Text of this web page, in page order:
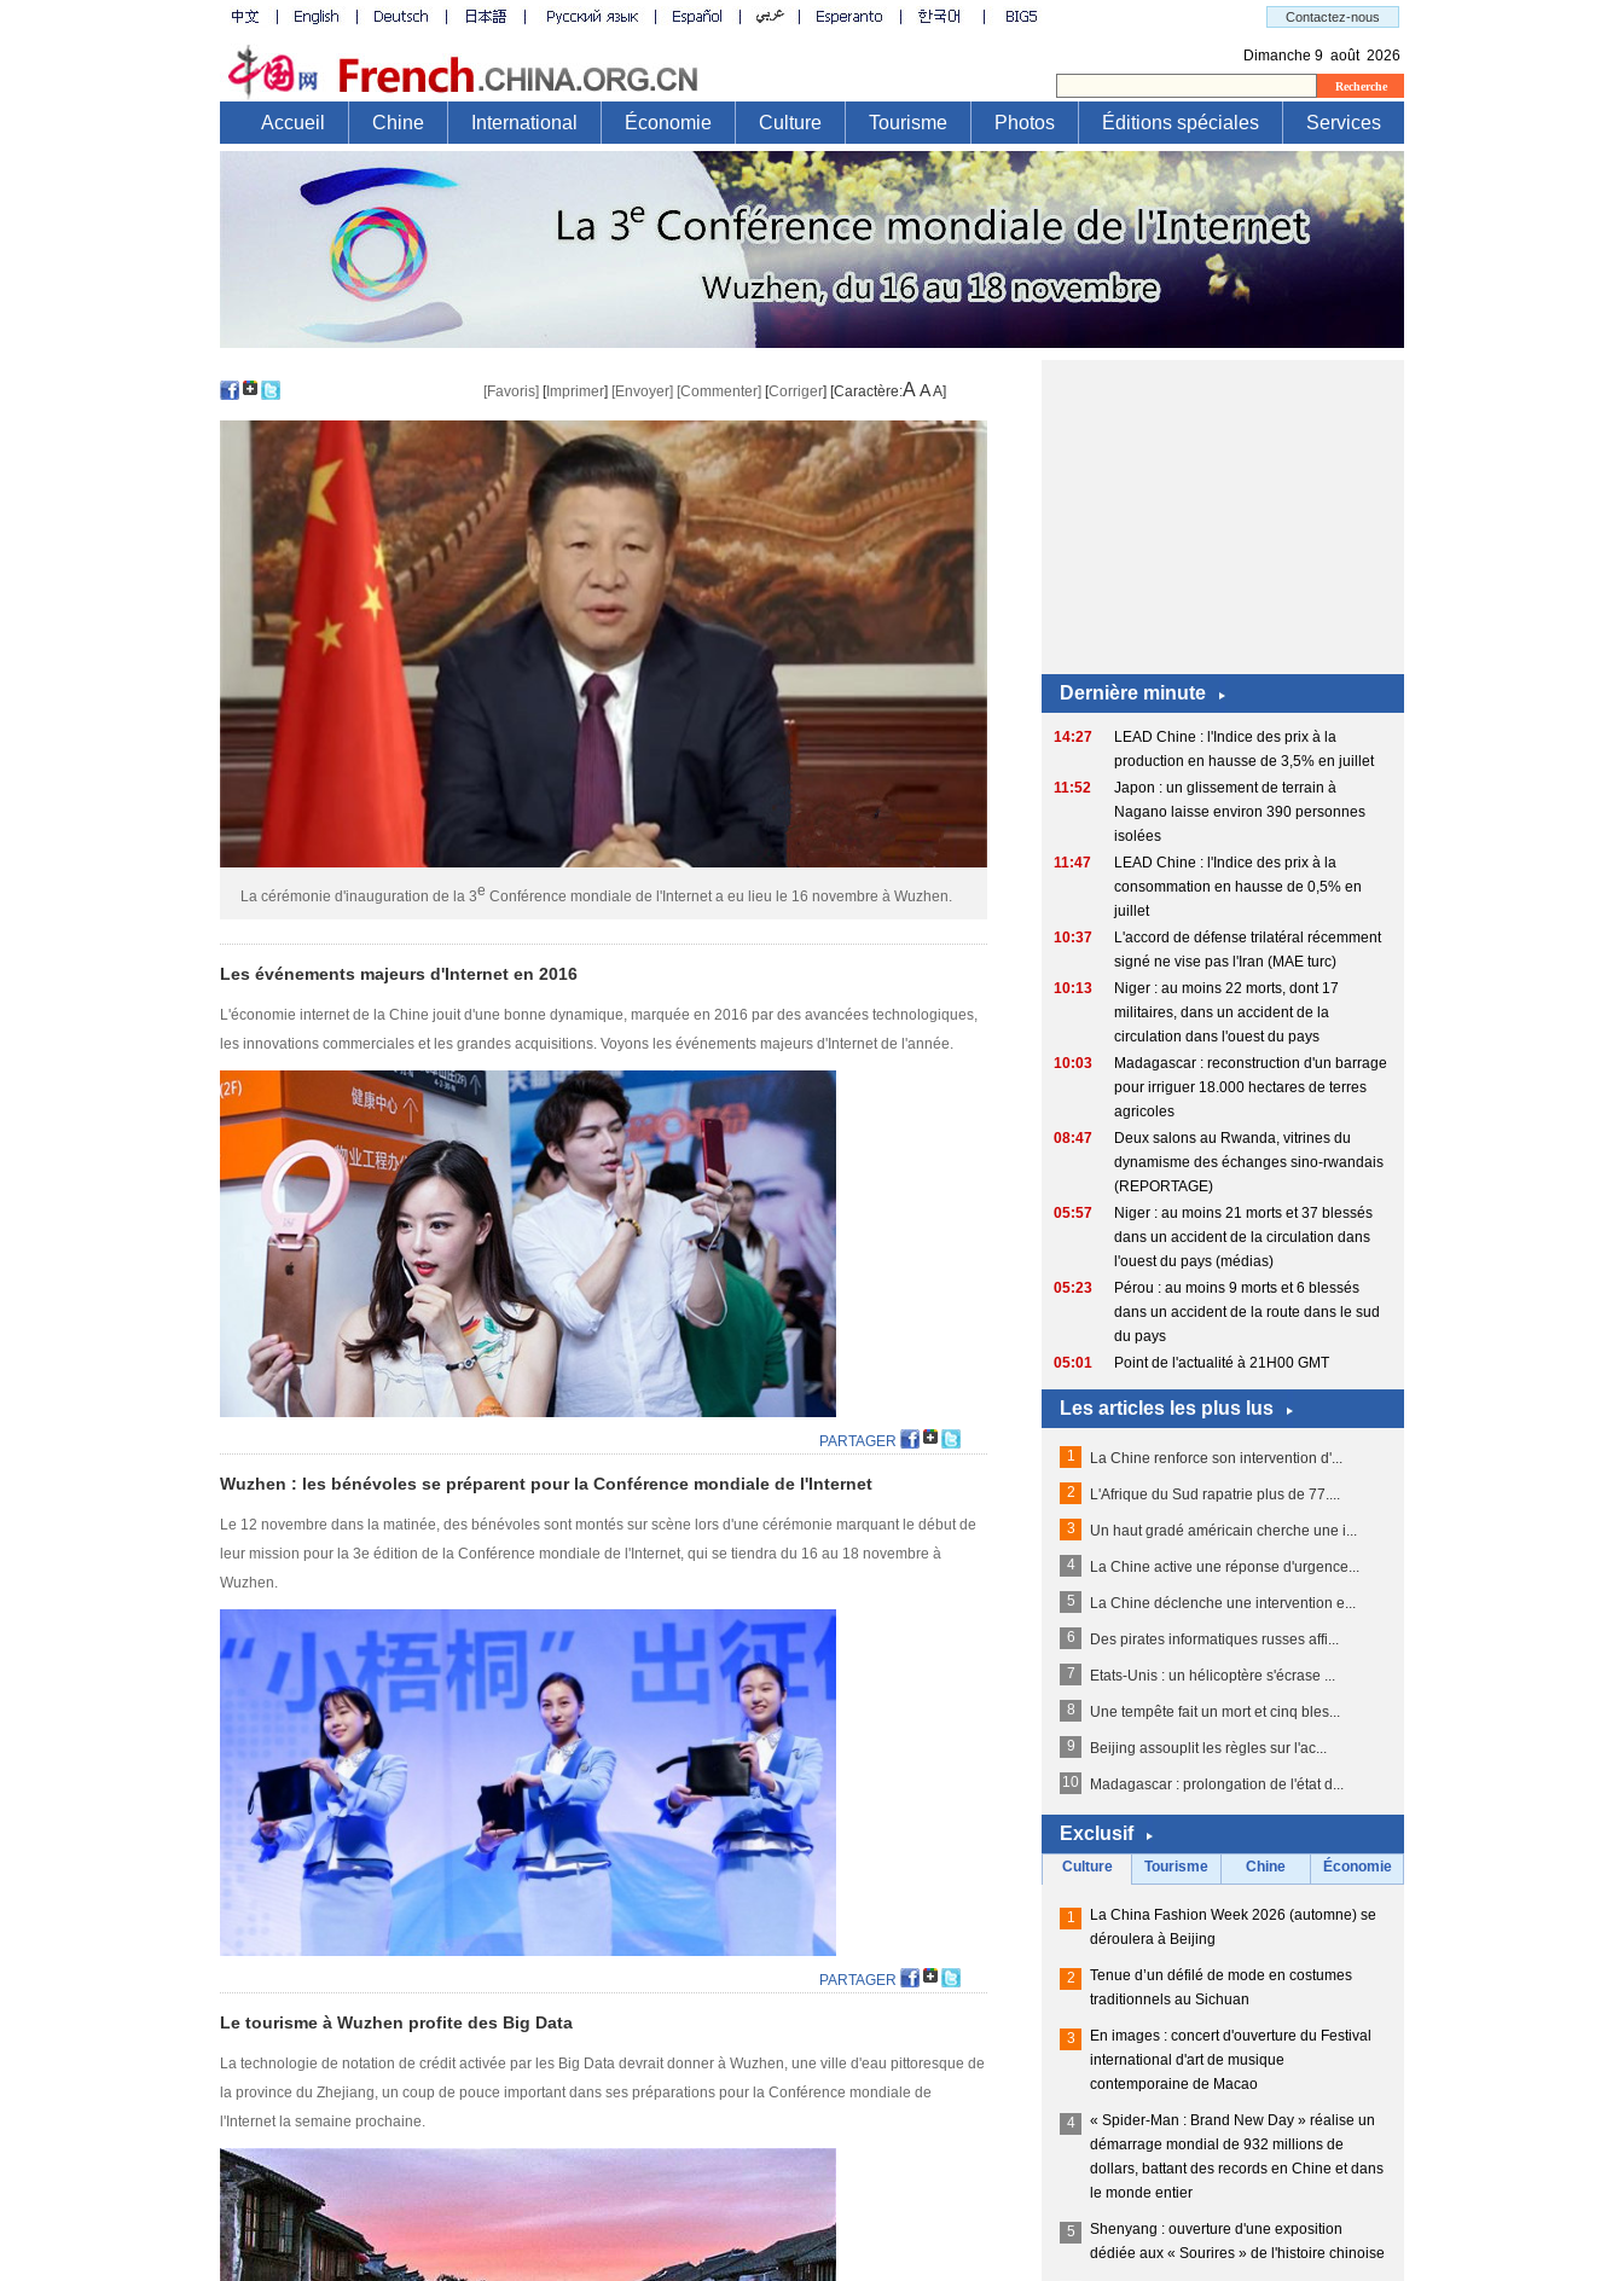
[Favoris] [Imprimer] [Envoyer] [Commenter] [Corriger] [Caractère:A AA]
La cérémonie d'inauguration de la 3e Conférence mondiale de l'Internet a eu lieu le 16 novembre à Wuzhen.
Les événements majeurs d'Internet en 2016
L'économie internet de la Chine jouit d'une bonne dynamique, marquée en 2016 par des avancées technologiques,
les innovations commerciales et les grandes acquisitions. Voyons les événements majeurs d'Internet de l'année.
PARTAGER
Wuzhen : les bénévoles se préparent pour la Conférence mondiale de l'Internet
Le 12 novembre dans la matinée, des bénévoles sont montés sur scène lors d'une cérémonie marquant le début de
leur mission pour la 3e édition de la Conférence mondiale de l'Internet, qui se tiendra du 16 au 18 novembre à
Wuzhen.
PARTAGER
Le tourisme à Wuzhen profite des Big Data
La technologie de notation de crédit activée par les Big Data devrait donner à Wuzhen, une ville d'eau pittoresque de
la province du Zhejiang, un coup de pouce important dans ses préparations pour la Conférence mondiale de
l'Internet la semaine prochaine.